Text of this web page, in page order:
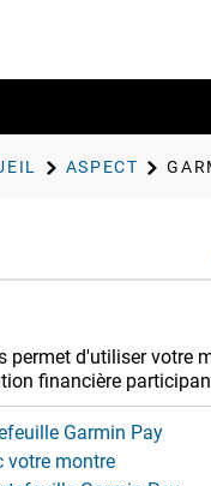
ASPECT
d'utiliser votre
financière
Garmin Pay
votre montre